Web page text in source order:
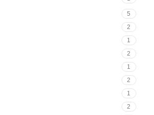
5
2
1
2
1
2
1
2